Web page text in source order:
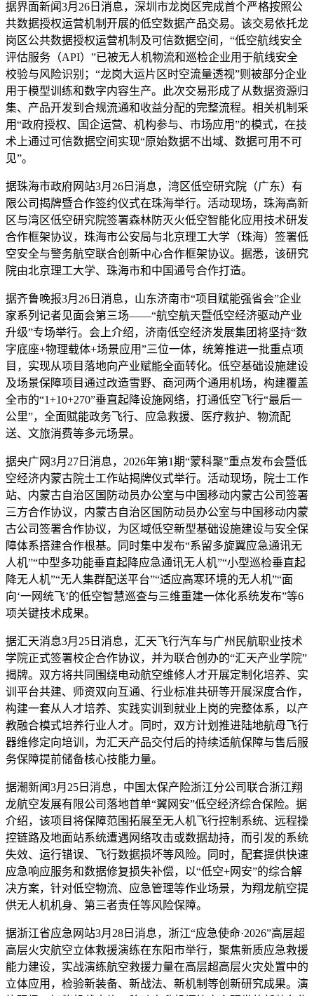
据界面新闻3月26日消息，深圳市龙岗区完成首个严格按照公
共数据授权运营机制开展的低空数据产品交易。该交易依托龙
岗区公共数据授权运营机制及可信数据空间，“低空航线安全
评估服务（API）”已被无人机物流和巡检企业用于航线安全
校验与风险识别；“龙岗大运片区时空流量透视”则被部分企业
用于模型训练和数字内容生产。此次交易形成了从数据资源归
集、产品开发到合规流通和收益分配的完整流程。相关机制采
用“政府授权、国企运营、机构参与、市场应用”的模式，在技
术上通过可信数据空间实现“原始数据不出域、数据可用不可
见”。
据珠海市政府网站3月26日消息，湾区低空研究院（广东）有
限公司揭牌暨合作签约仪式在珠海举行。活动现场，珠海高新
区与湾区低空研究院签署森林防灭火低空智能化应用技术研发
合作框架协议，珠海市公安局与北京理工大学（珠海）签署低
空安全与警务航空联合创新中心合作框架协议。据悉，该研究
院由北京理工大学、珠海市和中国通号合作打造。
据齐鲁晚报3月26日消息，山东济南市“项目赋能强省会”企业
家系列记者见面会第三场——“航空航天暨低空经济驱动产业
升级”专场举行。会上介绍，济南低空经济发展集团将坚持“数
字底座+物理载体+场景应用”三位一体，统筹推进一批重点项
目，实现从项目落地向产业赋能全面转化。低空基础设施建设
及场景保障项目通过改造雪野、商河两个通用机场，构建覆盖
全市的“1+10+270”垂直起降设施网络，打通低空飞行“最后一
公里”，全面赋能政务飞行、应急救援、医疗救护、物流配
送、文旅消费等多元场景。
据央广网3月27日消息，2026年第1期“蒙科聚”重点发布会暨低
空经济内蒙古院士工作站揭牌仪式举行。活动现场，院士工作
站、内蒙古自治区国防动员办公室与中国移动内蒙古公司签署
三方合作协议，内蒙古自治区国防动员办公室与中国移动内蒙
古公司签署合作协议，为区域低空新型基础设施建设与安全保
障体系搭建合作根基。同时集中发布“系留多旋翼应急通讯无
人机”“中型多功能垂直起降应急通讯无人机”“小型巡检垂直起
降无人机”“无人集群配送平台”“适应高寒环境的无人机”“面
向‘一网统飞’的低空智慧巡查与三维重建一体化系统发布”等6
项关键技术成果。
据汇天消息3月25日消息，汇天飞行汽车与广州民航职业技术
学院正式签署校企合作协议，并为联合创办的“汇天产业学院”
揭牌。双方将共同围绕电动航空维修人才开展定制化培养、实
训平台共建、师资双向互通、行业标准共研等开展深度合作，
构建一套从人才培养、实践实训到就业上岗的完整体系，以产
教融合模式培养行业人才。同时，双方计划推进陆地航母飞行
器维修定向培训，为汇天产品交付后的持续适航保障与售后服
务保障提前储备核心技能力量。
据潮新闻3月25日消息，中国太保产险浙江分公司联合浙江翔
龙航空发展有限公司落地首单“翼网安”低空经济综合保险。据
介绍，该项目将保障范围拓展至无人机飞行控制系统、远程操
控链路及地面站系统遭遇网络攻击或数据劫持，而引发的系统
失效、运行错误、飞行数据损坏等风险。同时，配套提供快速
应急响应服务和数据修复损失补偿，以“低空+网安”的综合解
决方案，针对低空物流、应急管理等作业场景，为翔龙航空提
供无人机机身、第三者责任等风险保障。
据浙江省应急网站3月28日消息，浙江“应急使命·2026”高层超
高层火灾航空立体救援演练在东阳市举行，聚焦新质应急救援
能力建设，实战演练航空救援力量在高层超高层火灾处置中的
立体应用，检验新装备、新战法、新机制等创新研究成果。演